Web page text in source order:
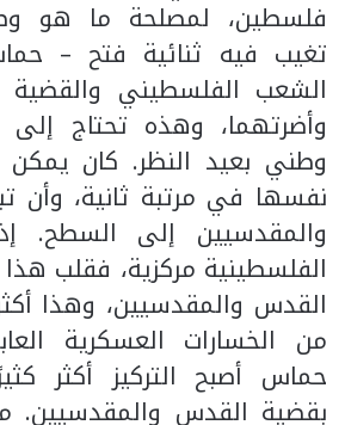
فلسطين، لمصلحة ما هو
تغيب فيه ثنائية فتح –
الشعب الفلسطيني والقضية
وأضرتهما، وهذه تحتاج
وطني بعيد النظر. كان
نفسها في مرتبة ثانية، وأن
والمقدسيين إلى السطح.
الفلسطينية مركزية، فقلب
القدس والمقدسيين، وهذا أكثر
من الخسارات العسكرية
حماس أصبح التركيز أكثر
بقضية القدس والمقدسيين.